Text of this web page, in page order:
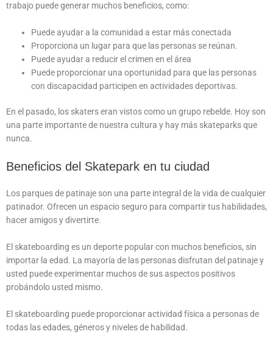
trabajo puede generar muchos beneficios, como:
Puede ayudar a la comunidad a estar más conectada
Proporciona un lugar para que las personas se reúnan.
Puede ayudar a reducir el crimen en el área
Puede proporcionar una oportunidad para que las personas
con discapacidad participen en actividades deportivas.
En el pasado, los skaters eran vistos como un grupo rebelde. Hoy son
una parte importante de nuestra cultura y hay más skateparks que
nunca.
Beneficios del Skatepark en tu ciudad
Los parques de patinaje son una parte integral de la vida de cualquier
patinador. Ofrecen un espacio seguro para compartir tus habilidades,
hacer amigos y divertirte.
El skateboarding es un deporte popular con muchos beneficios, sin
importar la edad. La mayoría de las personas disfrutan del patinaje y
usted puede experimentar muchos de sus aspectos positivos
probándolo usted mismo.
El skateboarding puede proporcionar actividad física a personas de
todas las edades, géneros y niveles de habilidad.